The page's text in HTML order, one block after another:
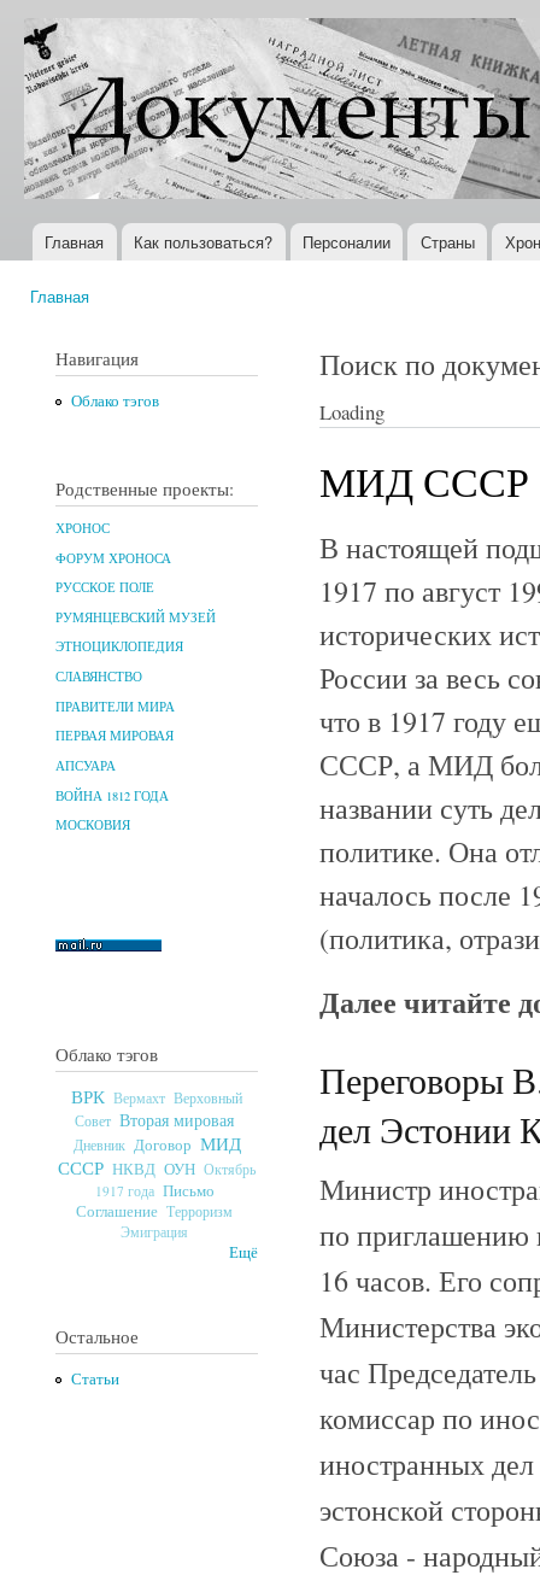
Документы
XX века
Всемирная
история в
Интернете
Главное меню
Главная Как пользоваться? Персоналии Страны
Главная
Навигация
Облако тэгов
Родственные проекты:
ХРОНОС
ФОРУМ ХРОНОСА
РУССКОЕ ПОЛЕ
РУМЯНЦЕВСКИЙ МУЗЕЙ
ЭТНОЦИКЛОПЕДИЯ
СЛАВЯНСТВО
ПРАВИТЕЛИ МИРА
ПЕРВАЯ МИРОВАЯ
АПСУАРА
ВОЙНА 1812 ГОДА
МОСКОВИЯ
Облако тэгов
ВРК Вермахт Верховный
Совет Вторая мировая
Дневник Договор МИД
СССР НКВД ОУН Октябрь
1917 года Письмо
Соглашение Терроризм
Эмиграция
Ещё
Остальное
Статьи
Поиск по
Loading
МИД СССР
В настоящей
1917 по август
исторических
России за весь
что в 1917 году
СССР, а МИД
названии суть
политике. Она
началось после
(политика,
Далее читайте
Переговоры
дел Эстонии
Министр
по приглашению
16 часов. Его
Министерства
час
комиссар по
иностранных
эстонской
Союза -